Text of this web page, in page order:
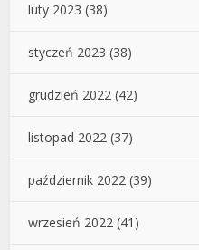
luty 2023 (38)
styczeń 2023 (38)
grudzień 2022 (42)
listopad 2022 (37)
październik 2022 (39)
wrzesień 2022 (41)